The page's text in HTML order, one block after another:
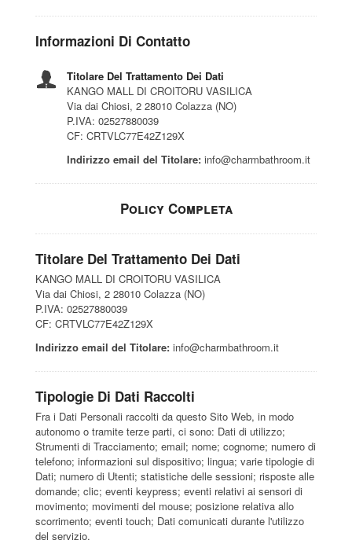
Informazioni Di Contatto
Titolare Del Trattamento Dei Dati
KANGO MALL DI CROITORU VASILICA
Via dai Chiosi, 2 28010 Colazza (NO)
P.IVA: 02527880039
CF: CRTVLC77E42Z129X
Indirizzo email del Titolare: info@charmbathroom.it
Policy Completa
Titolare Del Trattamento Dei Dati
KANGO MALL DI CROITORU VASILICA
Via dai Chiosi, 2 28010 Colazza (NO)
P.IVA: 02527880039
CF: CRTVLC77E42Z129X
Indirizzo email del Titolare: info@charmbathroom.it
Tipologie Di Dati Raccolti
Fra i Dati Personali raccolti da questo Sito Web, in modo
autonomo o tramite terze parti, ci sono: Dati di utilizzo;
Strumenti di Tracciamento; email; nome; cognome; numero di
telefono; informazioni sul dispositivo; lingua; varie tipologie di
Dati; numero di Utenti; statistiche delle sessioni; risposte alle
domande; clic; eventi keypress; eventi relativi ai sensori di
movimento; movimenti del mouse; posizione relativa allo
scorrimento; eventi touch; Dati comunicati durante l'utilizzo
del servizio.